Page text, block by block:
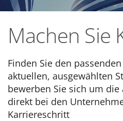
Machen Sie
Finden Sie den
aktuellen, ausgewählten
bewerben Sie sich um
direkt bei den
Karriereschritt